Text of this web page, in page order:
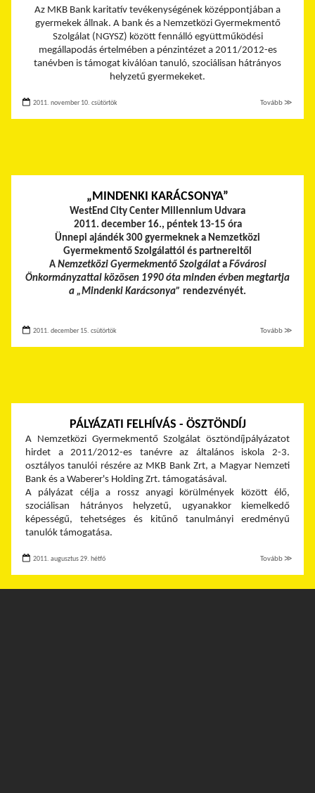
Az MKB Bank karitatív tevékenységének középpontjában a
gyermekek állnak. A bank és a Nemzetközi Gyermekmentő
Szolgálat (NGYSZ) között fennálló együttműködési
megállapodás értelmében a pénzintézet a 2011/2012-es
tanévben is támogat kiválóan tanuló, szociálisan hátrányos
helyzetű gyermekeket.
2011. november 10. csütörtök Tovább ≫
„MINDENKI KARÁCSONYA”
WestEnd City Center Millennium Udvara
2011. december 16., péntek 13-15 óra
Ünnepi ajándék 300 gyermeknek a Nemzetközi
Gyermekmentő Szolgálattól és partnereitől
A Nemzetközi Gyermekmentő Szolgálata Fővárosi
Önkormányzattal közösen 1990 óta minden évben megtartja
a „Mindenki Karácsonya” rendezvényét.
2011. december 15. csütörtök Tovább ≫
PÁLYÁZATI FELHÍVÁS - ÖSZTÖNDÍJ
A Nemzetközi Gyermekmentő Szolgálat ösztöndíjpályázatot
hirdet a 2011/2012-es tanévre az általános iskola 2-3.
osztályos tanulói részére az MKB Bank Zrt, a Magyar Nemzeti
Bank és a Waberer's Holding Zrt. támogatásával.
A pályázat célja a rossz anyagi körülmények között élő,
szociálisan hátrányos helyzetű, ugyanakkor kiemelkedő
képességű, tehetséges és kitűnő tanulmányi eredményű
tanulók támogatása.
2011. augusztus 29. hétfő Tovább ≫